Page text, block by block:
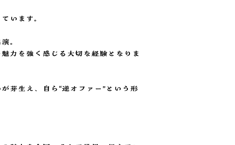
います。
。
力を強く感じる大切な経験となりま
芽生え、自ら“逆オファー”という形